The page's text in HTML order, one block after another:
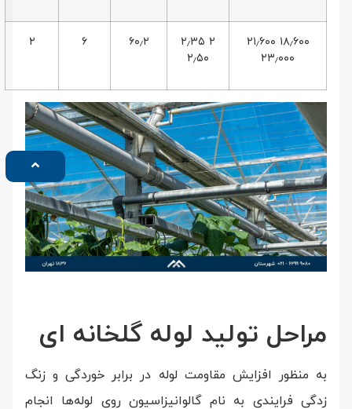
۱۸٫۶۰۰ ۲۱٫۶۰۰
۲۳٫۰۰۰
۲ ۲٫۳۵
۲٫۵۰
۶۰٫۲ ۶ ۲
مراحل تولید لوله گلخانه ای
به منظور افزایش مقاومت لوله در برابر خوردگی و زنگ
زدگی فرایندی به نام گالوانیزاسیون روی لوله‌ها انجام